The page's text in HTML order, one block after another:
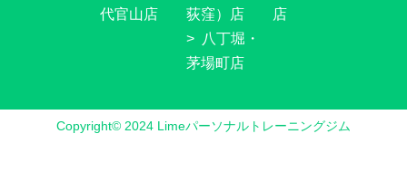
代官山店
荻窪）店
八丁堀・
茅場町店
店
Copyright© 2024 Limeパーソナルトレーニングジム